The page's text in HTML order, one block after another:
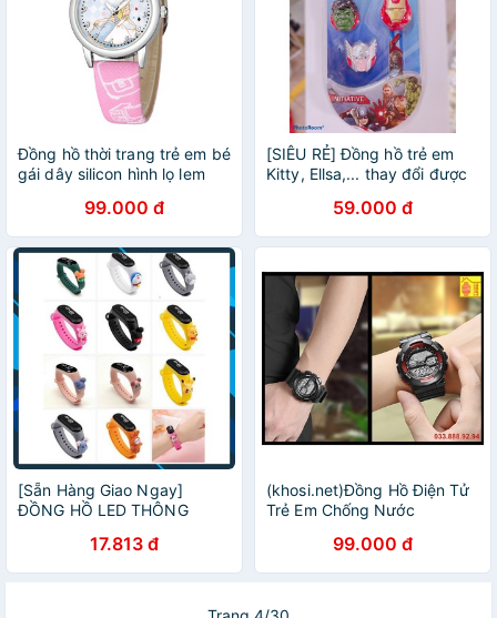
Đồng hồ thời trang trẻ em bé
gái dây silicon hình lọ lem
99.000 đ
[SIÊU RẺ] Đồng hồ trẻ em
Kitty, Ellsa,... thay đổi được
59.000 đ
[Sẵn Hàng Giao Ngay]
ĐỒNG HỒ LED THÔNG
ZGO 437 SIÊU HOT TREND
17.813 đ
(khosi.net)Đồng Hồ Điện Tử
Trẻ Em Chống Nước
Hình Thật- Siêu Bền)
99.000 đ